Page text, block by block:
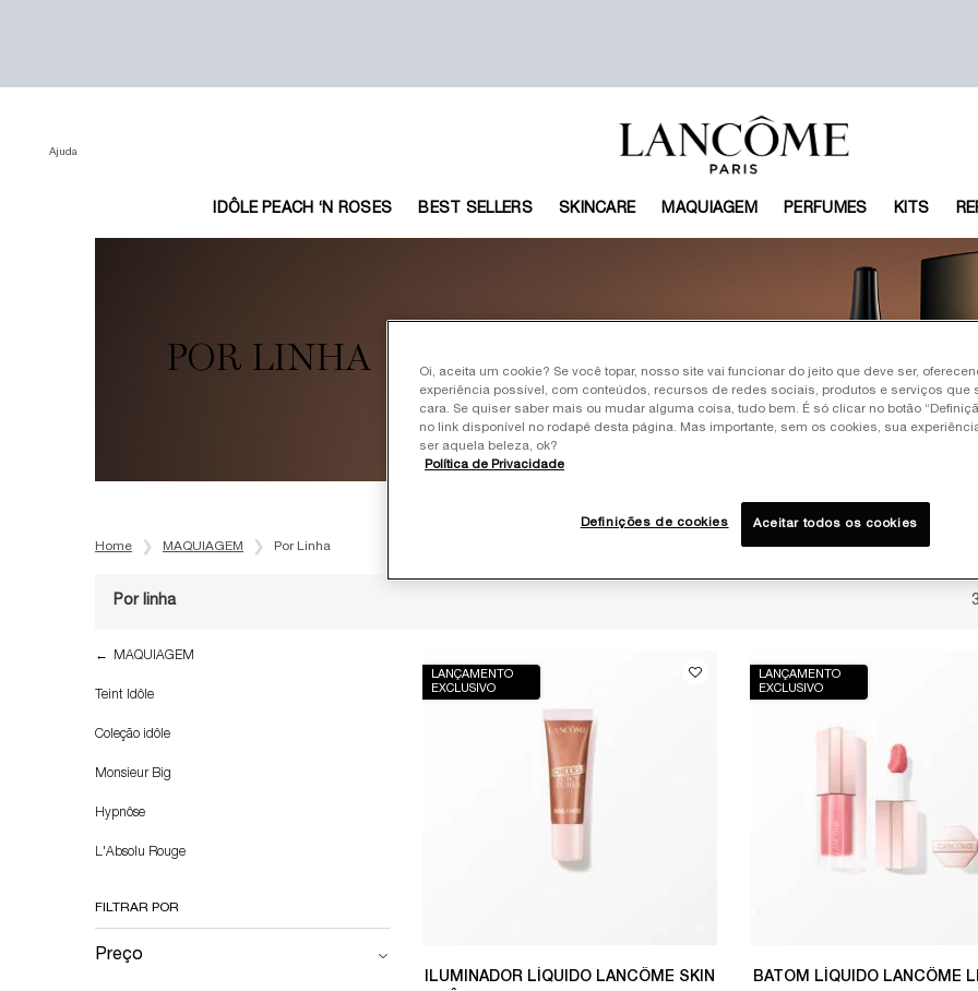
Ajuda
IDÔLE PEACH ‘N ROSES BEST SELLERS SKINCARE MAQUIAGEM PERFUMES KITS
POR LINHA
Home MAQUIAGEM Por Linha
Por linha
MAQUIAGEM
Teint Idôle
Coleção idôle
Monsieur Big
Hypnôse
L'Absolu Rouge
FILTRAR POR
Preço
LANÇAMENTO
EXCLUSIVO
ILUMINADOR LÍQUIDO LANCÔME SKIN
LANÇAMENTO
EXCLUSIVO
BATOM LÍQUIDO LANCÔME
Oi, aceita um cookie? Se você topar, nosso site vai funcionar do jeito que deve ser,
experiência possível, com conteúdos, recursos de redes sociais, produtos e serviços que
cara. Se quiser saber mais ou mudar alguma coisa, tudo bem. É só clicar no botão
no link disponível no rodapé desta página. Mas importante, sem os cookies, sua
ser aquela beleza, ok?
Política de Privacidade
Definições de cookies Aceitar todos os cookies